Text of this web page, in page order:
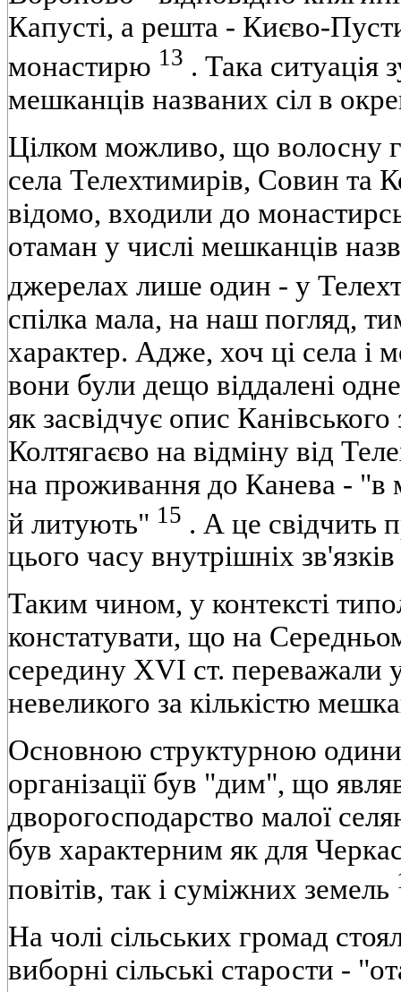
Капусті, а решта - Києво-
монастирю 13 . Така ситуація
мешканців названих сіл в
Цілком можливо, що волосну
села Телехтимирів, Совин та
відомо, входили до
отаман у числі мешканців
джерелах лише один - у
спілка мала, на наш погляд,
характер. Адже, хоч ці села і
вони були дещо віддалені
як засвідчує опис
Колтягаєво на відміну від
на проживання до Канева - "в
й литують" 15 . А це свідчить
цього часу внутрішніх
Таким чином, у контексті
констатувати, що на
середину XVI ст. переважали
невеликого за кількістю
Основною структурною
організації був "дим", що
дворогосподарство малої
був характерним як для
повітів, так і суміжних земель
На чолі сільських громад
виборні сільські старости -